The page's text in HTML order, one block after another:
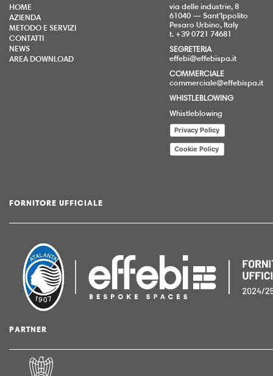
HOME
AZIENDA
METODO E SERVIZI
CONTATTI
NEWS
AREA DOWNLOAD
via delle industrie, 8
61040 — Sant’Ippolito
Pesaro Urbino, Italy
t. +39 0721 74681
SEGRETERIA
effebi@effebispa.it
COMMERCIALE
commerciale@effebispa.it
WHISTLEBLOWING
Whistleblowing
Privacy Policy
Cookie Policy
FORNITORE UFFICIALE
PARTNER